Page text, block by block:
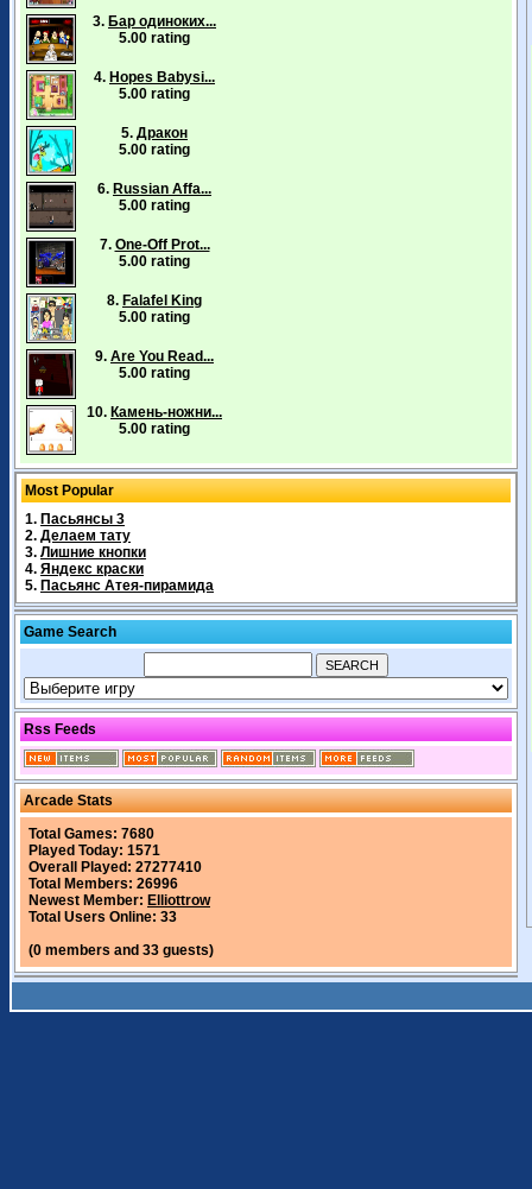
3. Бар одиноких...
5.00 rating
4. Hopes Babysi...
5.00 rating
5. Дракон
5.00 rating
6. Russian Affa...
5.00 rating
7. One-Off Prot...
5.00 rating
8. Falafel King
5.00 rating
9. Are You Read...
5.00 rating
10. Камень-ножни...
5.00 rating
Most Popular
1. Пасьянсы 3
2. Делаем тату
3. Лишние кнопки
4. Яндекс краски
5. Пасьянс Атея-пирамида
Game Search
Rss Feeds
Arcade Stats
Total Games: 7680
Played Today: 1571
Overall Played: 27277410
Total Members: 26996
Newest Member: Elliottrow
Total Users Online: 33
(0 members and 33 guests)